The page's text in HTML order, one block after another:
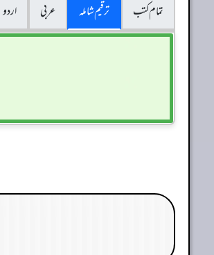
تمام کتب
ترقیم شاملہ عربی
اردو